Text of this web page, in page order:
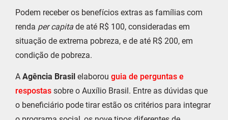
Podem receber os benefícios extras as famílias com
renda per capita de até R$ 100, consideradas em
situação de extrema pobreza, e de até R$ 200, em
condição de pobreza.
A Agência Brasil elaborou guia de perguntas e
respostas sobre o Auxílio Brasil. Entre as dúvidas que
o beneficiário pode tirar estão os critérios para integrar